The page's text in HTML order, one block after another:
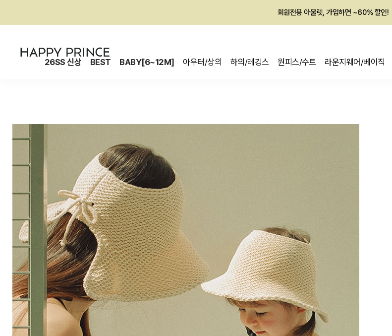
회원전용 아울렛, 가입하면 ~60% 할인!
26SS 신상 BEST BABY[6~12M] 아우터/상의 하의/레깅스 원피스/수트 라운지웨어/베이직